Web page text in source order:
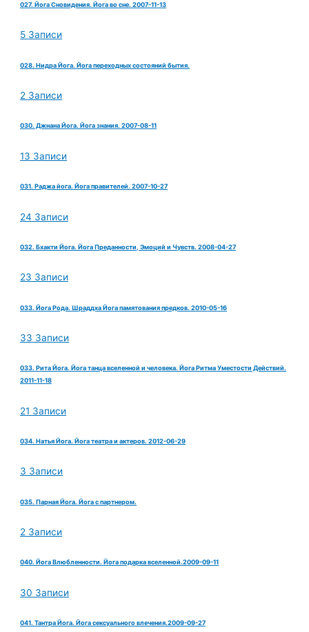
027. Йога Сновидения. Йога во сне. 2007-11-13
5 Записи
028. Нидра Йога. Йога переходных состояний бытия.
2 Записи
030. Джнана Йога. Йога знания. 2007-08-11
13 Записи
031. Раджа йога. Йога правителей. 2007-10-27
24 Записи
032. Бхакти Йога. Йога Преданности, Эмоций и Чувств. 2008-04-27
23 Записи
033. Йога Рода. Шраддха Йога памятования предков. 2010-05-16
33 Записи
033. Рита Йога. Йога танца вселенной и человека. Йога Ритма Уместости Действий.
2011-11-18
21 Записи
034. Натья Йога. Йога театра и актеров. 2012-06-29
3 Записи
035. Парная Йога. Йога с партнером.
2 Записи
040. Йога Влюбленности. Йога подарка вселенной.2009-09-11
30 Записи
041. Тантра Йога. Йога сексуального влечения.2009-09-27